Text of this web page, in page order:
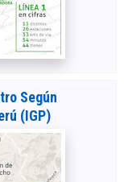
Según
(IGP)